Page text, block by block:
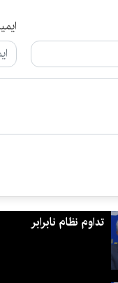
تداوم نظام نابرابر